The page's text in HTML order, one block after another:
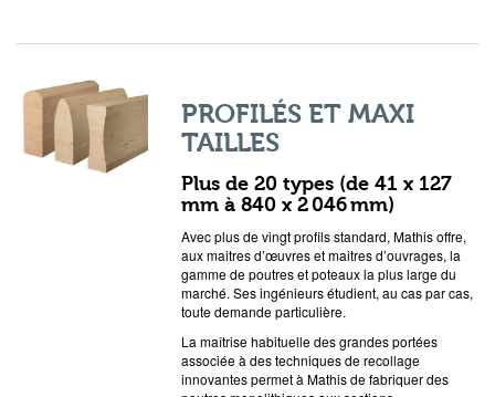
PROFILÉS ET MAXI
TAILLES
Plus de 20 types (de 41 x 127
mm à 840 x 2 046 mm)
Avec plus de vingt profils standard, Mathis offre,
aux maitres d’œuvres et maitres d’ouvrages, la
gamme de poutres et poteaux la plus large du
marché. Ses ingénieurs étudient, au cas par cas,
toute demande particulière.
La maîtrise habituelle des grandes portées
associée à des techniques de recollage
innovantes permet à Mathis de fabriquer des